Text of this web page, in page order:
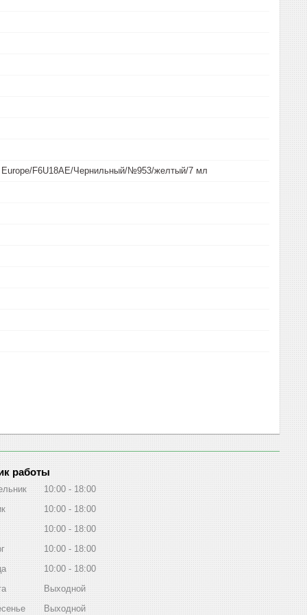
Europe/F6U18AE/Чернильный/№953/желтый/7 мл
работы
10:00
18:00
10:00
18:00
10:00
18:00
10:00
18:00
10:00
18:00
Выходной
Выходной